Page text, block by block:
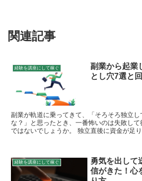
関連記事
経験を講座にして稼ぐ
副業から起業
とし穴7選と
副業が軌道に乗ってきて、「そろそろ独立
な？」と思ったとき、一番怖いのは失敗して
ではないでしょうか。 独立直後に資金が足
経験を講座にして稼ぐ
勇気を出して
信がきた！心